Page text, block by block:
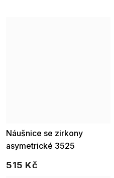
Náušnice se zirkony
asymetrické 3525
515 Kč